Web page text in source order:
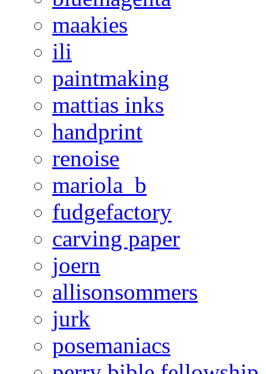
maakies
ili
paintmaking
mattias inks
handprint
renoise
mariola_b
fudgefactory
carving paper
joern
allisonsommers
jurk
posemaniacs